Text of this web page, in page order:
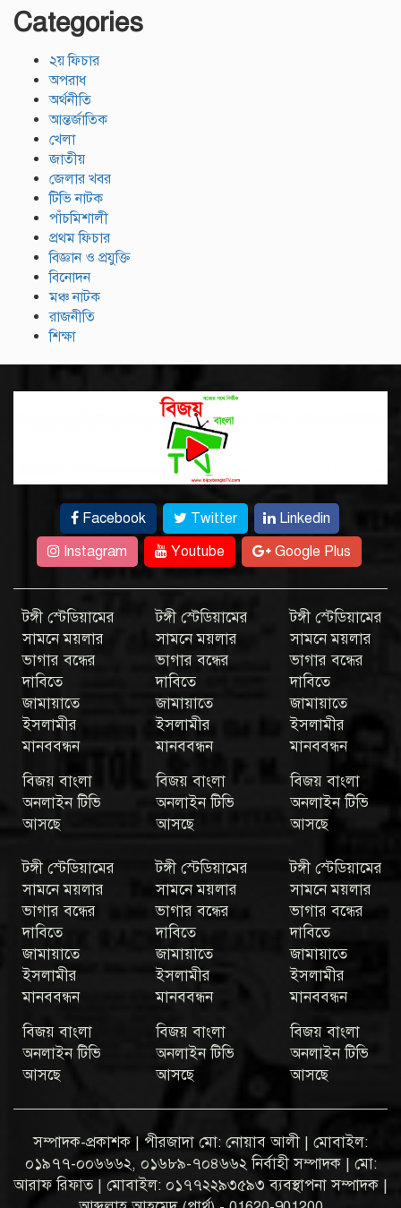
Categories
২য় ফিচার
অপরাধ
অর্থনীতি
আন্তর্জাতিক
খেলা
জাতীয়
জেলার খবর
টিভি নাটক
পাঁচমিশালী
প্রথম ফিচার
বিজ্ঞান ও প্রযুক্তি
বিনোদন
মঞ্চ নাটক
রাজনীতি
শিক্ষা
Facebook Twitter
Linkedin
Instagram
Youtube Google Plus
টঙ্গী স্টেডিয়ামের
সামনে ময়লার
ভাগার বন্ধের
দাবিতে
জামায়াতে
ইসলামীর
মানববন্ধন
বিজয় বাংলা
অনলাইন টিভি
আসছে
টঙ্গী স্টেডিয়ামের
সামনে ময়লার
ভাগার বন্ধের
দাবিতে
জামায়াতে
ইসলামীর
মানববন্ধন
বিজয় বাংলা
অনলাইন টিভি
আসছে
টঙ্গী স্টেডিয়ামের
সামনে ময়লার
ভাগার বন্ধের
দাবিতে
জামায়াতে
ইসলামীর
মানববন্ধন
বিজয় বাংলা
অনলাইন টিভি
আসছে
টঙ্গী স্টেডিয়ামের
সামনে ময়লার
ভাগার বন্ধের
দাবিতে
জামায়াতে
ইসলামীর
মানববন্ধন
বিজয় বাংলা
অনলাইন টিভি
আসছে
টঙ্গী স্টেডিয়ামের
সামনে ময়লার
ভাগার বন্ধের
দাবিতে
জামায়াতে
ইসলামীর
মানববন্ধন
বিজয় বাংলা
অনলাইন টিভি
আসছে
টঙ্গী স্টেডিয়ামের
সামনে ময়লার
ভাগার বন্ধের
দাবিতে
জামায়াতে
ইসলামীর
মানববন্ধন
বিজয় বাংলা
অনলাইন টিভি
আসছে
সম্পাদক-প্রকাশক | পীরজাদা মো: নোয়াব আলী | মোবাইল:
০১৯৭৭-০০৬৬৬২, ০১৬৮৯-৭০৪৬৬২ নির্বাহী সম্পাদক | মো:
আরাফ রিফাত | মোবাইল: ০১৭৭২২৯৩৫৯৩ ব্যবস্থাপনা সম্পাদক |